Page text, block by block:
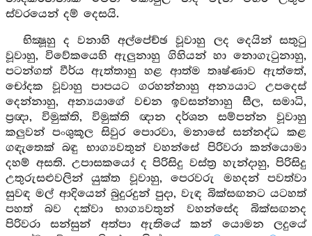
ස්වරයෙන් දම් දෙසයි.
භික්‍ෂූහු ද වනාහි අල්පේච්ඡ වූවාහු ලද දෙයින් සතුටු
වූවාහු, විවේකයෙහි ඇලුනාහු ගිහියන් හා නොගැටුනාහු,
පටන්ගත් වීර්ය ඇත්තාහු හළ ආත්ම තෘෂ්ණාව ඇත්තේ,
චෝදක වූවාහු පාපයට ගරහන්නාහු අන්‍යයාට උපදෙස්
දෙන්නාහු, අන්‍යයාගේ වචන ඉවසන්නාහු සීල, සමාධි,
ප්‍රඥා, විමුක්ති, විමුක්ති ඥාන දර්ශන සම්පන්න වූවාහු
කලුවන් පංශුකූල සිවුර පොරවා, මනාසේ සන්නද්ධ කළ
ගඳැතෙක් බඳු භාග්‍යවතුන් වහන්සේ පිරිවරා කන්යොමා
දහම් අසති. උපාසකයෝ ද පිරිසිදු වස්ත්‍ර හැන්දාහු, පිරිසිදු
උතුරුසළුවලින් යුක්ත වූවාහු, පෙරවරු මහදන් පවත්වා
සුවඳ මල් ආදියෙන් බුදුරදුන් පුදා, වැඳ බික්සඟනට යටහත්
පහත් බව දක්වා භාග්‍යවතුන් වහන්සේද බික්සඟනද
පිරිවරා සන්සුන් අත්පා ඇතියේ කන් යොමන ලදුයේ